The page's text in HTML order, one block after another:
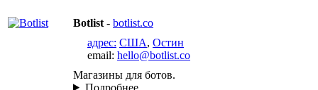
Botlist - botlist.co
адрес: США, Остин
email: hello@botlist.co
Магазины для ботов.
Подробнее